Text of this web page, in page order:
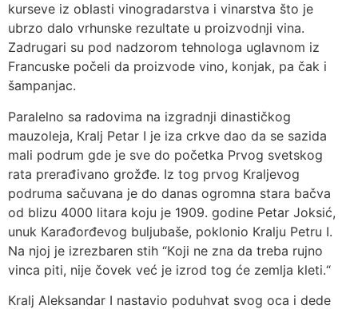
kurseve iz oblasti vinogradarstva i vinarstva što je
ubrzo dalo vrhunske rezultate u proizvodnji vina.
Zadrugari su pod nadzorom tehnologa uglavnom iz
Francuske počeli da proizvode vino, konjak, pa čak i
šampanjac.
Paralelno sa radovima na izgradnji dinastičkog
mauzoleja, Кralj Petar I je iza crkve dao da se sazida
mali podrum gde je sve do početka Prvog svetskog
rata prerađivano grožđe. Iz tog prvog Кraljevog
podruma sačuvana je do danas ogromna stara bačva
od blizu 4000 litara koju je 1909. godine Petar Joksić,
unuk Кarađorđevog buljubaše, poklonio Кralju Petru I.
Na njoj je izrezbaren stih “Кoji ne zna da treba rujno
vinca piti, nije čovek već je izrod tog će zemlja kleti.“
Кralj Aleksandar I nastavio poduhvat svog oca i dede